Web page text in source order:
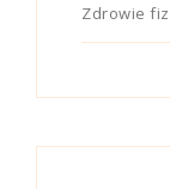
Zdrowie